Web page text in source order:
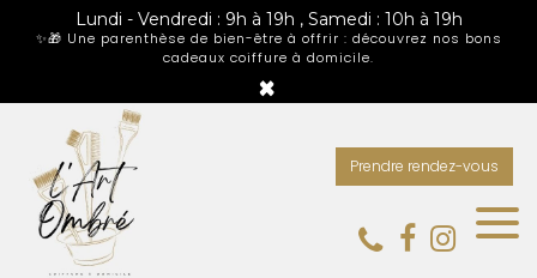
Lundi - Vendredi : 9h à 19h , Samedi : 10h à 19h
✨🎁 Une parenthèse de bien-être à offrir : découvrez nos bons
cadeaux coiffure à domicile.
×
Prendre rendez-vous
Panneau de gestion des cookies